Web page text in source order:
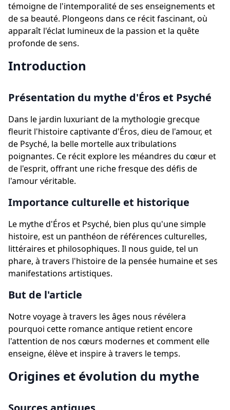
témoigne de l'intemporalité de ses enseignements et
de sa beauté. Plongeons dans ce récit fascinant, où
apparaît l'éclat lumineux de la passion et la quête
profonde de sens.
Introduction
Présentation du mythe d'Éros et Psyché
Dans le jardin luxuriant de la mythologie grecque
fleurit l'histoire captivante d'Éros, dieu de l'amour, et
de Psyché, la belle mortelle aux tribulations
poignantes. Ce récit explore les méandres du cœur et
de l'esprit, offrant une riche fresque des défis de
l'amour véritable.
Importance culturelle et historique
Le mythe d'Éros et Psyché, bien plus qu'une simple
histoire, est un panthéon de références culturelles,
littéraires et philosophiques. Il nous guide, tel un
phare, à travers l'histoire de la pensée humaine et ses
manifestations artistiques.
But de l'article
Notre voyage à travers les âges nous révélera
pourquoi cette romance antique retient encore
l'attention de nos cœurs modernes et comment elle
enseigne, élève et inspire à travers le temps.
Origines et évolution du mythe